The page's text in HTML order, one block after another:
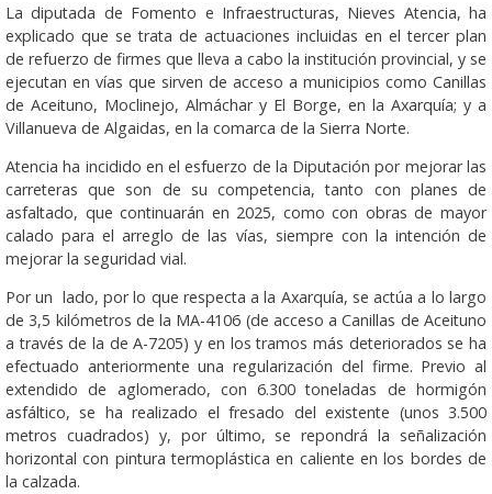
La diputada de Fomento e Infraestructuras, Nieves Atencia, ha
explicado que se trata de actuaciones incluidas en el tercer plan
de refuerzo de firmes que lleva a cabo la institución provincial, y se
ejecutan en vías que sirven de acceso a municipios como Canillas
de Aceituno, Moclinejo, Almáchar y El Borge, en la Axarquía; y a
Villanueva de Algaidas, en la comarca de la Sierra Norte.
Atencia ha incidido en el esfuerzo de la Diputación por mejorar las
carreteras que son de su competencia, tanto con planes de
asfaltado, que continuarán en 2025, como con obras de mayor
calado para el arreglo de las vías, siempre con la intención de
mejorar la seguridad vial.
Por un lado, por lo que respecta a la Axarquía, se actúa a lo largo
de 3,5 kilómetros de la MA-4106 (de acceso a Canillas de Aceituno
a través de la de A-7205) y en los tramos más deteriorados se ha
efectuado anteriormente una regularización del firme. Previo al
extendido de aglomerado, con 6.300 toneladas de hormigón
asfáltico, se ha realizado el fresado del existente (unos 3.500
metros cuadrados) y, por último, se repondrá la señalización
horizontal con pintura termoplástica en caliente en los bordes de
la calzada.